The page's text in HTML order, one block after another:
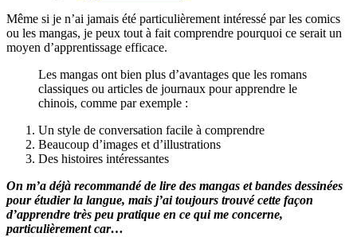
Même si je n’ai jamais été particulièrement intéressé par les comics
ou les mangas, je peux tout à fait comprendre pourquoi ce serait un
moyen d’apprentissage efficace.
Les mangas ont bien plus d’avantages que les romans
classiques ou articles de journaux pour apprendre le
chinois, comme par exemple :
Un style de conversation facile à comprendre
Beaucoup d’images et d’illustrations
Des histoires intéressantes
On m’a déjà recommandé de lire des mangas et bandes dessinées
pour étudier la langue, mais j’ai toujours trouvé cette façon
d’apprendre très peu pratique en ce qui me concerne,
particulièrement car…